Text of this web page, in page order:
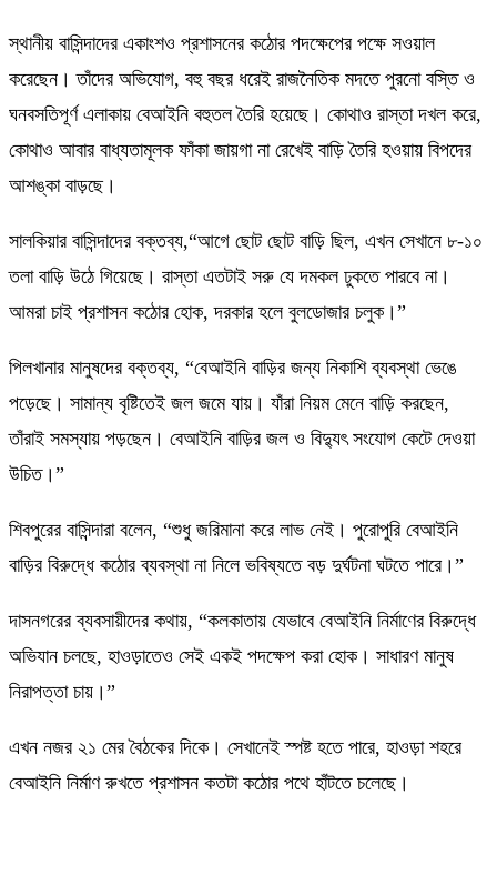
স্থানীয় বাসিন্দাদের একাংশও প্রশাসনের কঠোর পদক্ষেপের পক্ষে সওয়াল
করেছেন। তাঁদের অভিযোগ, বহু বছর ধরেই রাজনৈতিক মদতে পুরনো বস্তি ও
ঘনবসতিপূর্ণ এলাকায় বেআইনি বহুতল তৈরি হয়েছে। কোথাও রাস্তা দখল করে,
কোথাও আবার বাধ্যতামূলক ফাঁকা জায়গা না রেখেই বাড়ি তৈরি হওয়ায় বিপদের
আশঙ্কা বাড়ছে।
সালকিয়ার বাসিন্দাদের বক্তব্য,“আগে ছোট ছোট বাড়ি ছিল, এখন সেখানে ৮-১০
তলা বাড়ি উঠে গিয়েছে। রাস্তা এতটাই সরু যে দমকল ঢুকতে পারবে না।
আমরা চাই প্রশাসন কঠোর হোক, দরকার হলে বুলডোজার চলুক।”
পিলখানার মানুষদের বক্তব্য, “বেআইনি বাড়ির জন্য নিকাশি ব্যবস্থা ভেঙে
পড়েছে। সামান্য বৃষ্টিতেই জল জমে যায়। যাঁরা নিয়ম মেনে বাড়ি করছেন,
তাঁরাই সমস্যায় পড়ছেন। বেআইনি বাড়ির জল ও বিদ্যুৎ সংযোগ কেটে দেওয়া
উচিত।”
শিবপুরের বাসিন্দারা বলেন, “শুধু জরিমানা করে লাভ নেই। পুরোপুরি বেআইনি
বাড়ির বিরুদ্ধে কঠোর ব্যবস্থা না নিলে ভবিষ্যতে বড় দুর্ঘটনা ঘটতে পারে।”
দাসনগরের ব্যবসায়ীদের কথায়, “কলকাতায় যেভাবে বেআইনি নির্মাণের বিরুদ্ধে
অভিযান চলছে, হাওড়াতেও সেই একই পদক্ষেপ করা হোক। সাধারণ মানুষ
নিরাপত্তা চায়।”
এখন নজর ২১ মের বৈঠকের দিকে। সেখানেই স্পষ্ট হতে পারে, হাওড়া শহরে
বেআইনি নির্মাণ রুখতে প্রশাসন কতটা কঠোর পথে হাঁটতে চলেছে।